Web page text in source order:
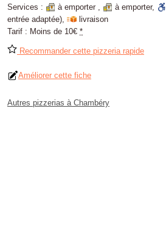
Services :
à emporter , à emporter,
entrée adaptée),
livraison
Tarif : Moins de 10€ *
Recommander cette pizzeria rapide
Améliorer cette fiche
Autres pizzerias à Chambéry